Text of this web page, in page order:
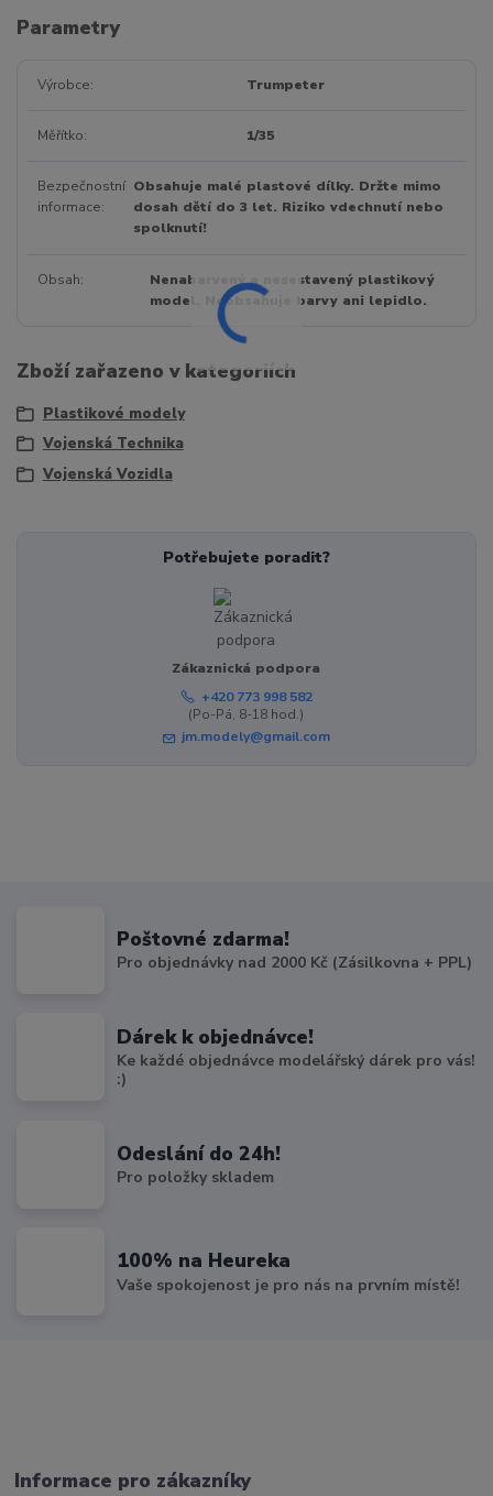
Parametry
Výrobce Trumpeter
Měřítko 1/35
Bezpečnostní
informace
Obsahuje malé plastové dílky. Držte mimo
dosah dětí do 3 let. Riziko vdechnutí nebo
spolknutí!
Obsah
Nenabarvený a nesestavený plastikový
model. Neobsahuje barvy ani lepidlo.
Zboží zařazeno v kategoriích
Plastikové modely
Vojenská Technika
Vojenská Vozidla
Potřebujete poradit?
Zákaznická podpora
+420 773 998 582
(Po-Pá, 8-18 hod.)
jm.modely@gmail.com
Poštovné zdarma!
Pro objednávky nad 2000 Kč (Zásilkovna + PPL)
Dárek k objednávce!
Ke každé objednávce modelářský dárek pro vás!
:)
Odeslání do 24h!
Pro položky skladem
100% na Heureka
Vaše spokojenost je pro nás na prvním místě!
Informace pro zákazníky